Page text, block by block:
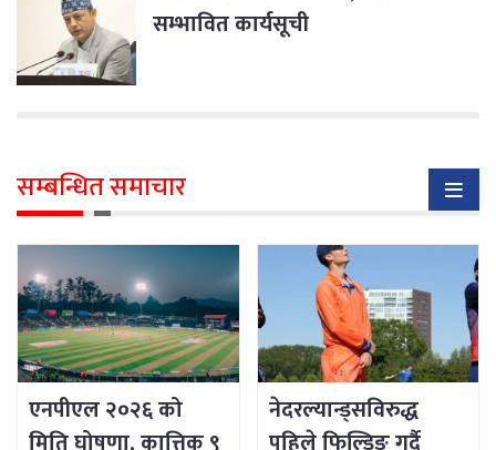
सम्भावित कार्यसूची
सम्बन्धित समाचार
एनपीएल २०२६ को
नेदरल्यान्ड्सविरुद्ध